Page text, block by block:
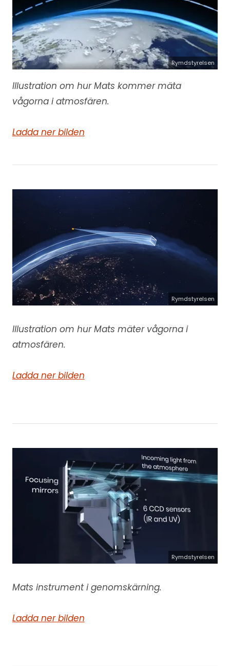
Rymdstyrelsen
Illustration om hur Mats kommer mäta
vågorna i atmosfären.
Ladda ner bilden
Rymdstyrelsen
Illustration om hur Mats mäter vågorna i
atmosfären.
Ladda ner bilden
Rymdstyrelsen
Mats instrument i genomskärning.
Ladda ner bilden